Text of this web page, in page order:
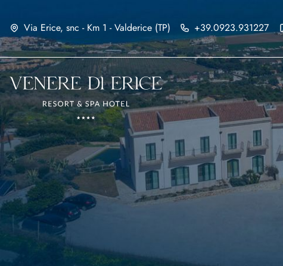
Via Erice, snc - Km 1 - Valderice (TP) +39.0923.931227